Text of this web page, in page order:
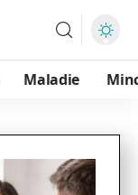
Maladie